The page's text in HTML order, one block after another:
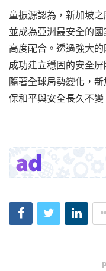
童振源認為，新加坡
並成為亞洲最安全的
高度配合。透過強大
成功建立穩固的安全
隨著全球局勢變化，
保和平與安全長久不變